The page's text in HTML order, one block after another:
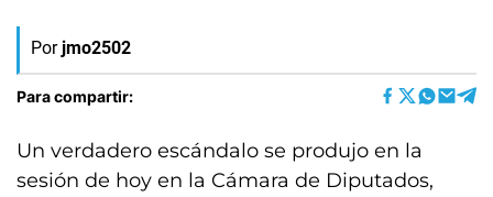
Por jmo2502
Para compartir:
Un verdadero escándalo se produjo en la
sesión de hoy en la Cámara de Diputados,